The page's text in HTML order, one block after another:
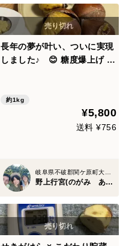
長年の夢が叶い、ついに実現
しました♪ 😊 糖度爆上げ
栗)×せきがはら
約1kg
¥5,800
送料 ¥756
野上行宮(のがみ あんぐう)